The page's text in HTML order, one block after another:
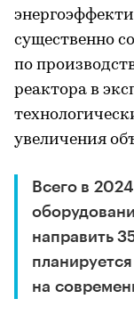
существенно
по
реактора в
увеличения
Всего в
направить
на